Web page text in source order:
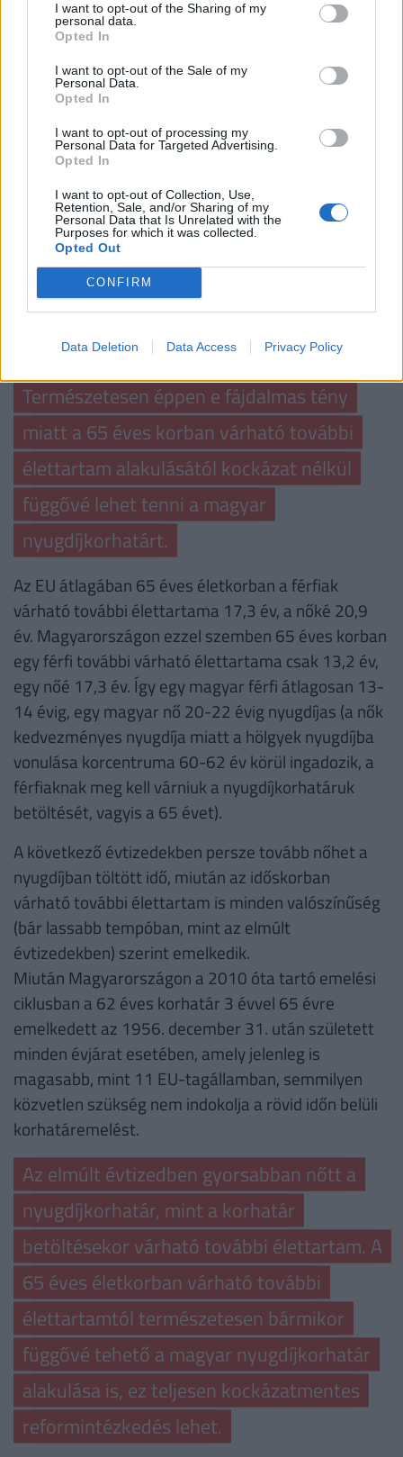
I want to opt-out of the Sharing of my
personal data.
Opted In
I want to opt-out of the Sale of my
Personal Data.
Opted In
I want to opt-out of processing my
Personal Data for Targeted Advertising.
Opted In
I want to opt-out of Collection, Use,
Retention, Sale, and/or Sharing of my
Personal Data that Is Unrelated with the
Purposes for which it was collected.
Opted Out
CONFIRM
Data Deletion Data Access Privacy Policy
A bevezetésben emellett kitérnek a magyar
nyugdíjrendszer néhány olyan jellemzőjére, amely a
fenntarthatósággal kapcsolatos aggodalmakat
erősíti. Ezek közül az első megállapítás szerint a
magyar nyugdíjkorhatár nem nő az élettartam
növekedésével, ami technikailag helytálló
megállapítás - a magyar nyugdíjkorhatár egyelőre
valóban nincs a várható további élettartam
változásaihoz kötve -, tartalmilag azonban elfedi
azt a szomorú valóságot, hogy a 65 éves korban
várható további élettartam Magyarországon mind a
férfiak, mind a nők viszonylatában siralmas, messze
jelenlegi 65 éves nyugdíjkorhatár emelésére.
Természetesen éppen e fájdalmas tény
miatt a 65 éves korban várható további
élettartam alakulásától kockázat nélkül
függővé lehet tenni a magyar
nyugdíjkorhatárt.
Az EU átlagában 65 éves életkorban a férfiak
várható további élettartama 17,3 év, a nőké 20,9
év. Magyarországon ezzel szemben 65 éves korban
egy férfi további várható élettartama csak 13,2 év,
egy nőé 17,3 év. Így egy magyar férfi átlagosan 13-
14 évig, egy magyar nő 20-22 évig nyugdíjas (a nők
kedvezményes nyugdíja miatt a hölgyek nyugdíjba
vonulása korcentruma 60-62 év körül ingadozik, a
férfiaknak meg kell várniuk a nyugdíjkorhatáruk
betöltését, vagyis a 65 évet).
A következő évtizedekben persze tovább nőhet a
nyugdíjban töltött idő, miután az időskorban
várható további élettartam is minden valószínűség
(bár lassabb tempóban, mint az elmúlt
évtizedekben) szerint emelkedik.
Miután Magyarországon a 2010 óta tartó emelési
ciklusban a 62 éves korhatár 3 évvel 65 évre
emelkedett az 1956. december 31. után született
minden évjárat esetében, amely jelenleg is
magasabb, mint 11 EU-tagállamban, semmilyen
közvetlen szükség nem indokolja a rövid időn belüli
korhatáremelést.
Az elmúlt évtizedben gyorsabban nőtt a
nyugdíjkorhatár, mint a korhatár
betöltésekor várható további élettartam. A
65 éves életkorban várható további
élettartamtól természetesen bármikor
függővé tehető a magyar nyugdíjkorhatár
alakulása is, ez teljesen kockázatmentes
reformintézkedés lehet.